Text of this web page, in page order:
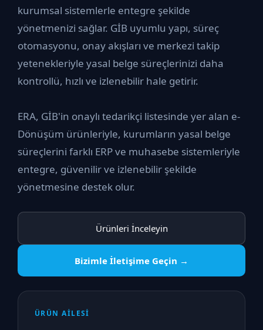
kurumsal sistemlerle entegre şekilde
yönetmenizi sağlar. GİB uyumlu yapı, süreç
otomasyonu, onay akışları ve merkezi takip
yetenekleriyle yasal belge süreçlerinizi daha
kontrollü, hızlı ve izlenebilir hale getirir.
ERA, GİB'in onaylı tedarikçi listesinde yer alan e-
Dönüşüm ürünleriyle, kurumların yasal belge
süreçlerini farklı ERP ve muhasebe sistemleriyle
entegre, güvenilir ve izlenebilir şekilde
yönetmesine destek olur.
Ürünleri İnceleyin
Bizimle İletişime Geçin →
ÜRÜN AİLESİ